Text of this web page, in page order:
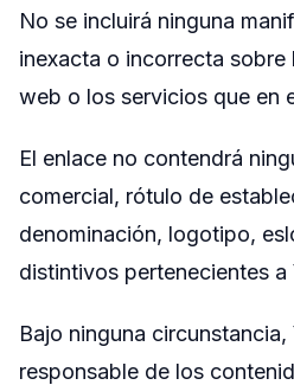
No se incluirá ninguna
inexacta o incorrecta sobre
web o los servicios que en
El enlace no contendrá
comercial, rótulo de
denominación, logotipo,
distintivos pertenecientes a
Bajo ninguna circunstancia,
responsable de los